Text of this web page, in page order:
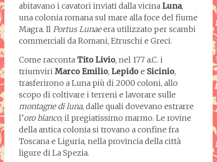
abitavano i cavatori inviati dalla vicina Luna,
una colonia romana sul mare alla foce del fiume
Magra. Il Portus Lunaeera utilizzato per scambi
commerciali da Romani, Etruschi e Greci.
Come racconta Tito Livio, nel 177 a.C. i
triumviri Marco Emilio, Lepidoe Sicinio,
trasferirono a Luna più di 2000 coloni, allo
scopo di coltivare i terreni e lavorare sulle
montagne di luna, dalle quali dovevano estrarre
l’oro bianco, il pregiatissimo marmo. Le rovine
della antica colonia si trovano a confine fra
Toscana e Liguria, nella provincia della città
ligure di La Spezia.